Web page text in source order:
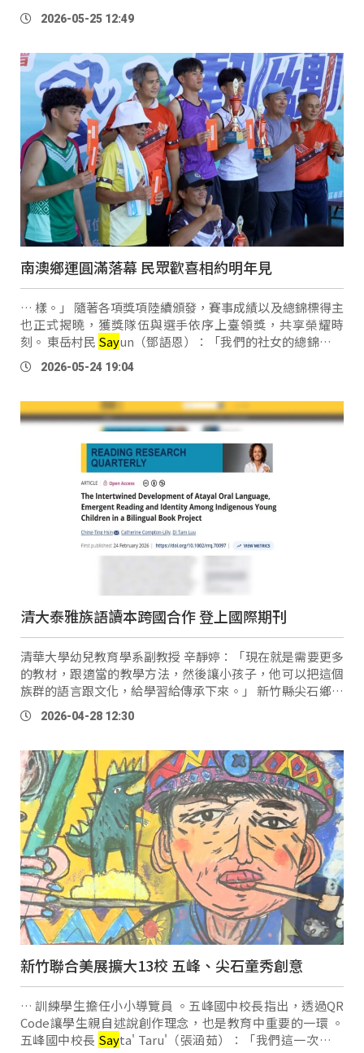
民族群，他們也用同個方法去編了這個教材 。」 新竹縣尖石
鄉司馬庫斯部落族語教師
2026-05-25 12:49
南澳鄉運圓滿落幕 民眾歡喜相約明年見
… 樣。」 隨著各項獎項陸續頒發，賽事成績以及總錦標得主
也正式揭曉，獲獎隊伍與選手依序上臺領獎，共享榮耀時
刻。 東岳村民 Sayun（鄧語恩）：「我們的社女的總錦標第
一，然後就感覺得到是一種榮譽，替自己部落爭取榮譽這樣
子。」 宜蘭縣南澳鄉長 Yukan Tosi（李勝 …
2026-05-24 19:04
清大泰雅族語讀本跨國合作 登上國際期刊
清華大學幼兒教育學系副教授 辛靜婷：「現在就是需要更多
的教材，跟適當的教學方法，然後讓小孩子，他可以把這個
族群的語言跟文化，給學習給傳承下來。」 新竹縣尖石鄉司
馬庫斯部落族語教師
幾乎都是，有外族的，也有平地 …
2026-04-28 12:30
新竹聯合美展擴大13校 五峰、尖石童秀創意
… 訓練學生擔任小小導覽員 。五峰國中校長指出，透過QR
Code讓學生親自述說創作理念，也是教育中重要的一環 。
五峰國中校長 Sayta' Taru'（張涵茹）：「我們這一次除了